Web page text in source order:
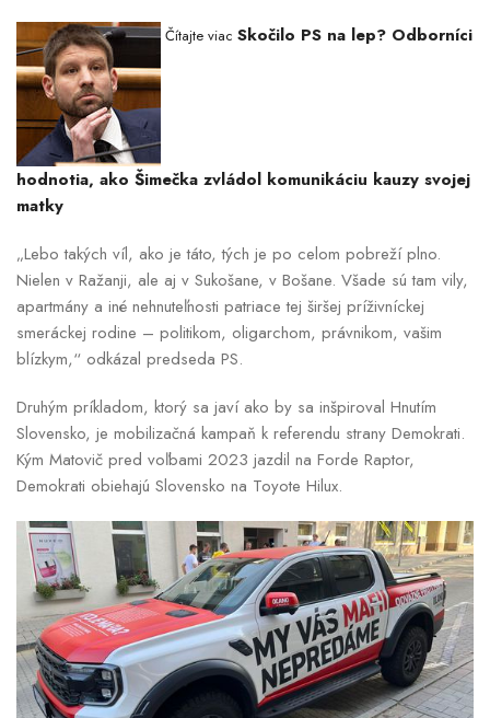
Čítajte viac Skočilo PS na lep? Odborníci
hodnotia, ako Šimečka zvládol komunikáciu kauzy svojej
matky
„Lebo takých víl, ako je táto, tých je po celom pobreží plno.
Nielen v Ražanji, ale aj v Sukošane, v Bošane. Všade sú tam vily,
apartmány a iné nehnuteľnosti patriace tej širšej príživníckej
smeráckej rodine – politikom, oligarchom, právnikom, vašim
blízkym,“ odkázal predseda PS.
Druhým príkladom, ktorý sa javí ako by sa inšpiroval Hnutím
Slovensko, je mobilizačná kampaň k referendu strany Demokrati.
Kým Matovič pred voľbami 2023 jazdil na Forde Raptor,
Demokrati obiehajú Slovensko na Toyote Hilux.